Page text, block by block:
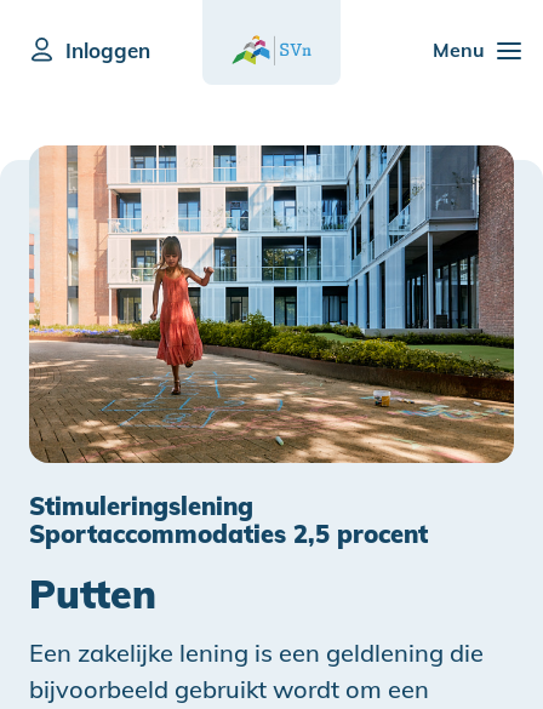
Menu
Inloggen
Stimuleringslening
Sportaccommodaties 2,5 procent
Putten
Een zakelijke lening is een geldlening die
bijvoorbeeld gebruikt wordt om een